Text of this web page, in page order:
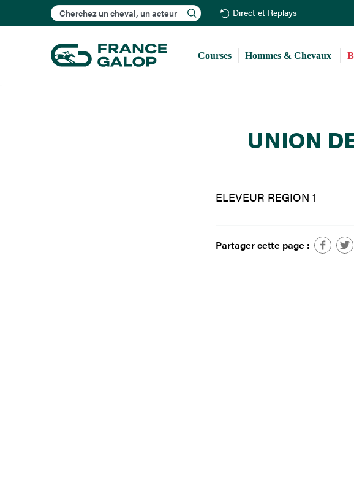
Rechercher Direct et Replays
Courses Hommes & Chevaux
UNION
ELEVEUR REGION 1
Partager cette page :